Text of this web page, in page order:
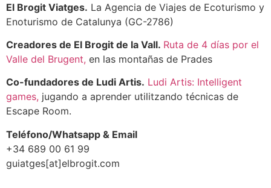
El Brogit Viatges. La Agencia de Viajes de Ecoturismo y
Enoturismo de Catalunya (GC-2786)
Creadores de El Brogit de la Vall. Ruta de 4 días por el
Valle del Brugent, en las montañas de Prades
Co-fundadores de Ludi Artis. Ludi Artis: Intelligent
games, jugando a aprender utilitzando técnicas de
Escape Room.
Teléfono/Whatsapp & Email
+34 689 00 61 99
guiatges[at]elbrogit.com